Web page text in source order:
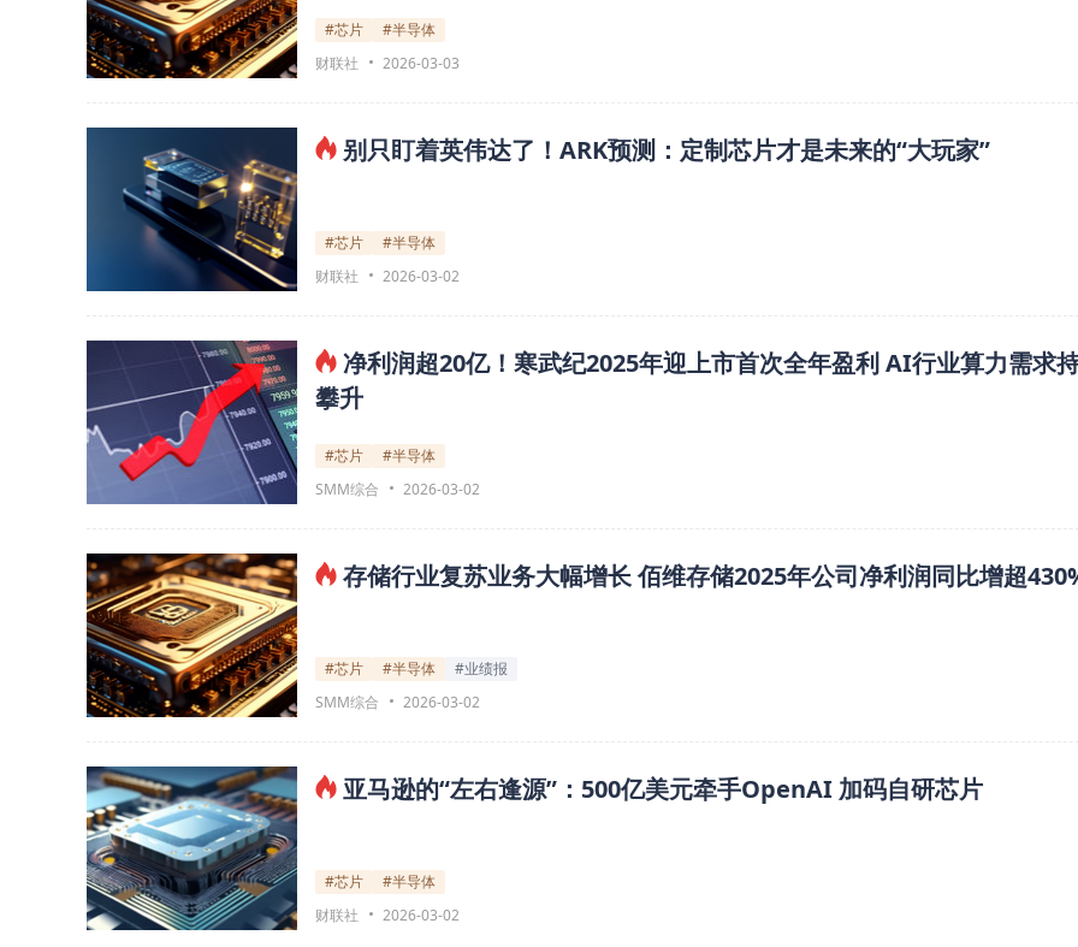
#芯片
#半导体
财联社
2026-03-03
别只盯着英伟达了！ARK预测：定制芯片才是未来的“大玩家”
#芯片
#半导体
财联社
2026-03-02
净利润超20亿！寒武纪2025年迎上市首次全年盈利 AI行业算力需求
攀升
#芯片
#半导体
SMM综合
2026-03-02
存储行业复苏业务大幅增长 佰维存储2025年公司净利润同比增超
#芯片 #半导体
#业绩报
SMM综合
2026-03-02
亚马逊的“左右逢源”：500亿美元牵手OpenAI 加码自研芯片
#芯片
#半导体
财联社
2026-03-02